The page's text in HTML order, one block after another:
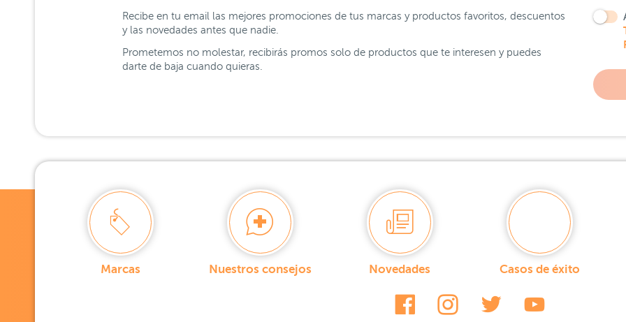
Recibe en tu email las mejores promociones de tus marcas y productos favoritos, descuentos
y las novedades antes que nadie.
Prometemos no molestar, recibirás promos solo de productos que te interesen y puedes
darte de baja cuando quieras.
Marcas Nuestros consejos Novedades Casos de éxito